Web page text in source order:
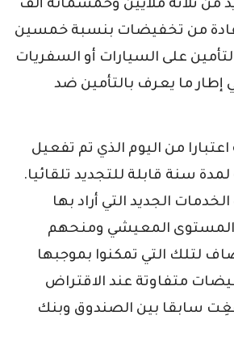
من ثلاثة ملايين وخمسمائة ألف
من تخفيضات بنسبة خمسين
على السيارات أو السفريات
إطار ما يعرف بالتأمين ضد
من اليوم الذي تم تفعيل
لمدة سنة قابلة للتجديد تلقائيا.
الجديد التي أراد بها
المعيشي ومنحهم
لتلك التي تمكنوا بموجبها
متفاوتة عند الاقتراض
سابقا بين الصندوق وبنك